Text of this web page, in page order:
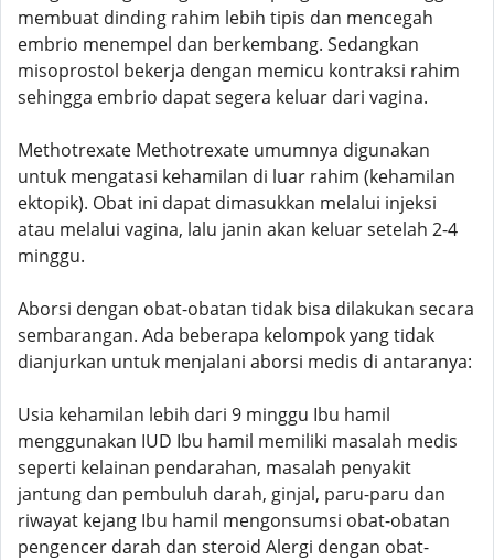
membuat dinding rahim lebih tipis dan mencegah
embrio menempel dan berkembang. Sedangkan
misoprostol bekerja dengan memicu kontraksi rahim
sehingga embrio dapat segera keluar dari vagina.
Methotrexate Methotrexate umumnya digunakan
untuk mengatasi kehamilan di luar rahim (kehamilan
ektopik). Obat ini dapat dimasukkan melalui injeksi
atau melalui vagina, lalu janin akan keluar setelah 2-4
minggu.
Aborsi dengan obat-obatan tidak bisa dilakukan secara
sembarangan. Ada beberapa kelompok yang tidak
dianjurkan untuk menjalani aborsi medis di antaranya:
Usia kehamilan lebih dari 9 minggu Ibu hamil
menggunakan IUD Ibu hamil memiliki masalah medis
seperti kelainan pendarahan, masalah penyakit
jantung dan pembuluh darah, ginjal, paru-paru dan
riwayat kejang Ibu hamil mengonsumsi obat-obatan
pengencer darah dan steroid Alergi dengan obat-